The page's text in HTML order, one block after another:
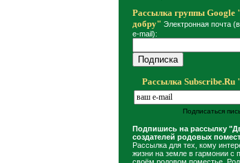
Рассылка группы
добру" Электронная почта
e-mail):
Рассылка
Подписаться
Подпишись на рассылку
создателей родовых
Рассылка для тех, кому
жизни на земле в гармонии с